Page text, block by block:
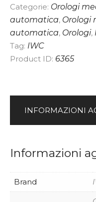
Categorie: Orologi
automatica, Orologi
automatica, Orologi,
Tag: IWC
Product ID: 6365
INFORMAZIONI
Informazioni
Brand